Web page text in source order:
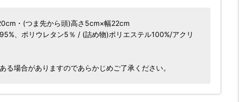
・(つま先から頭)高さ5cm×幅22cm
、ポリウレタン5％ / (詰め物)ポリエステル100%/アクリ
る場合がありますのであらかじめご了承ください。